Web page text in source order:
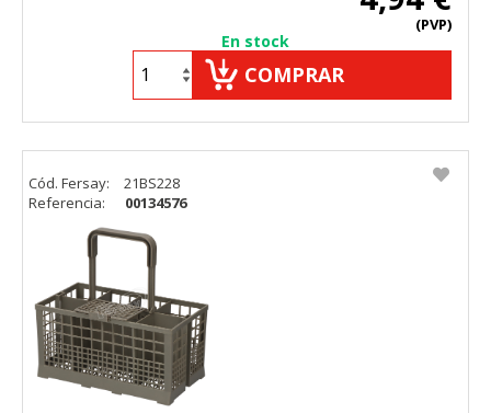
(PVP)
En stock
COMPRAR
Cód. Fersay:
21BS228
Referencia:
00134576